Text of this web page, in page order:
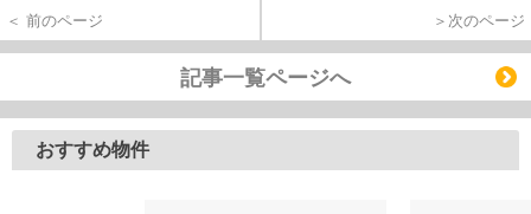
＜ 前のページ ＞次のページ
記事一覧ページへ
おすすめ物件